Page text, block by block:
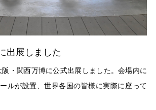
出展しました
・関西万博に公式出展しました。会場内に
ルが設置、世界各国の皆様に実際に座って